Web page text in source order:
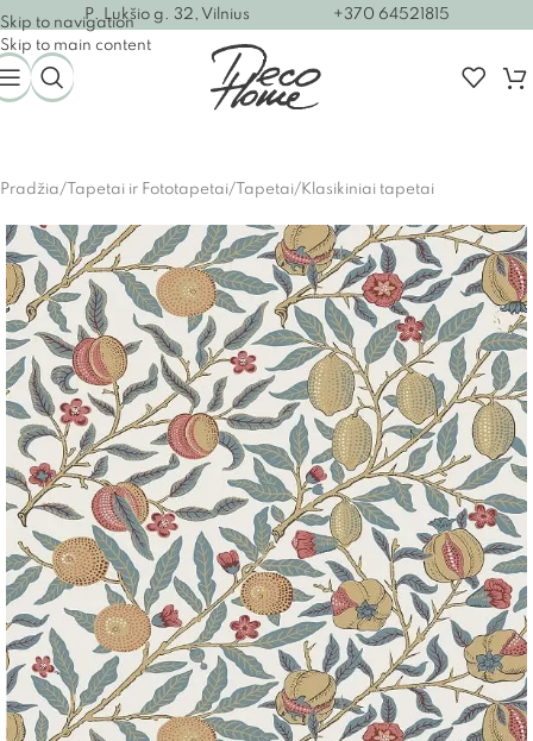
Skip to navigation
Skip to main content
P. Lukšio g. 32, Vilnius +370 64521815
Pradžia/ Tapetai ir Fototapetai/ Tapetai/Klasikiniai tapetai